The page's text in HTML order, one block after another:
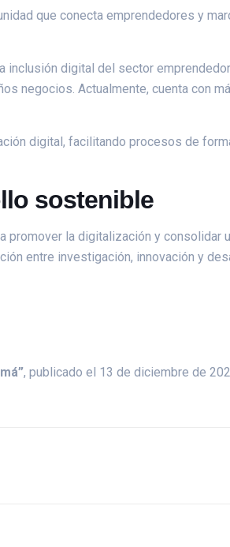
que conecta emprendedores y
inclusión digital del sector
negocios. Actualmente, cuenta con
digital, facilitando procesos de
sostenible
la digitalización y consolidar
entre investigación, innovación y
, publicado el 13 de diciembre de